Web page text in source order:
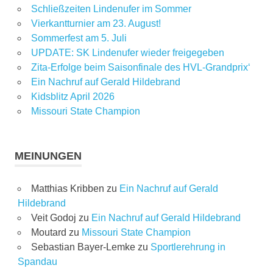
Schließzeiten Lindenufer im Sommer
Vierkantturnier am 23. August!
Sommerfest am 5. Juli
UPDATE: SK Lindenufer wieder freigegeben
Zita-Erfolge beim Saisonfinale des HVL-Grandprix‘
Ein Nachruf auf Gerald Hildebrand
Kidsblitz April 2026
Missouri State Champion
MEINUNGEN
Matthias Kribben zu Ein Nachruf auf Gerald
Hildebrand
Veit Godoj zu Ein Nachruf auf Gerald Hildebrand
Moutard zu Missouri State Champion
Sebastian Bayer-Lemkezu Sportlerehrung in
Spandau